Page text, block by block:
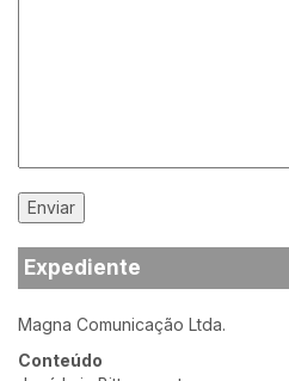
Expediente
Magna Comunicação Ltda.
Conteúdo